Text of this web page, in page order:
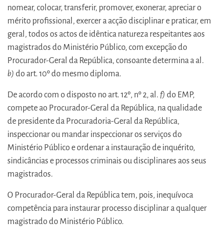
nomear, colocar, transferir, promover, exonerar, apreciar o
mérito profissional, exercer a acção disciplinar e praticar, em
geral, todos os actos de idêntica natureza respeitantes aos
magistrados do Ministério Público, com excepção do
Procurador-Geral da República, consoante determina a al.
b) do art. 10º do mesmo diploma.
De acordo com o disposto no art. 12º, nº 2, al. f) do EMP,
compete ao Procurador-Geral da República, na qualidade
de presidente da Procuradoria-Geral da República,
inspeccionar ou mandar inspeccionar os serviços do
Ministério Público e ordenar a instauração de inquérito,
sindicâncias e processos criminais ou disciplinares aos seus
magistrados.
O Procurador-Geral da República tem, pois, inequívoca
competência para instaurar processo disciplinar a qualquer
magistrado do Ministério Público.